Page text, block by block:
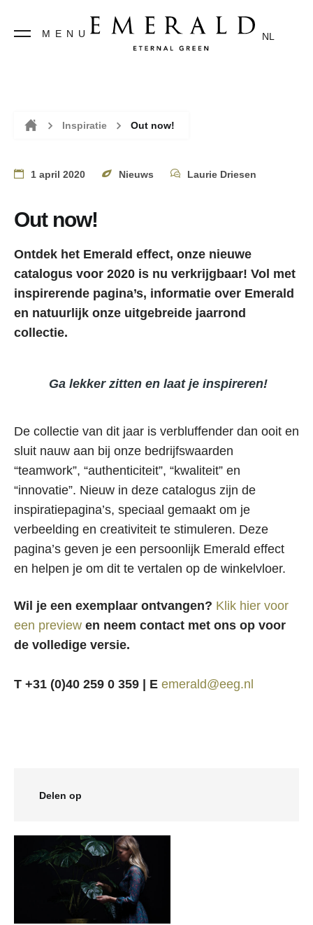
MENU NL
Inspiratie Out now!
1 april 2020 Nieuws Laurie Driesen
Out now!
Ontdek het Emerald effect, onze nieuwe
catalogus voor 2020 is nu verkrijgbaar! Vol met
inspirerende pagina’s, informatie over Emerald
en natuurlijk onze uitgebreide jaarrond
collectie.
Ga lekker zitten en laat je inspireren!
De collectie van dit jaar is verbluffender dan ooit en
sluit nauw aan bij onze bedrijfswaarden
“teamwork”, “authenticiteit”, “kwaliteit” en
“innovatie”. Nieuw in deze catalogus zijn de
inspiratiepagina’s, speciaal gemaakt om je
verbeelding en creativiteit te stimuleren. Deze
pagina’s geven je een persoonlijk Emerald effect
en helpen je om dit te vertalen op de winkelvloer.
Wil je een exemplaar ontvangen? Klik hier voor
een preview en neem contact met ons op voor
de volledige versie.
T +31 (0)40 259 0 359 | E emerald@eeg.nl
Delen op